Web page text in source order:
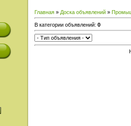
Главная » Доска объявлений »
В категории объявлений: 0